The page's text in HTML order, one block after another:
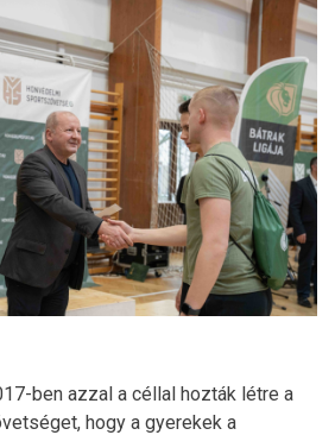
ben azzal a céllal hozták létre a
hogy a gyerekek a